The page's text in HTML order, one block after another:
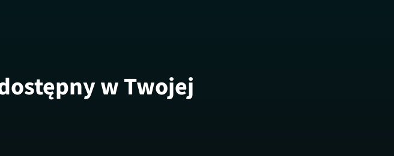
w Twojej